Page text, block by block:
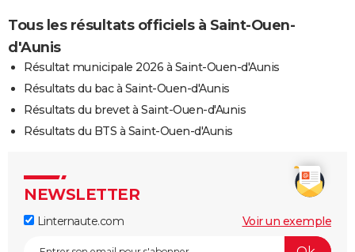
Tous les résultats officiels à Saint-Ouen-
d'Aunis
Résultat municipale 2026 à Saint-Ouen-d'Aunis
Résultats du bac à Saint-Ouen-d'Aunis
Résultats du brevet à Saint-Ouen-d'Aunis
Résultats du BTS à Saint-Ouen-d'Aunis
NEWSLETTER
Linternaute.com Voir un exemple